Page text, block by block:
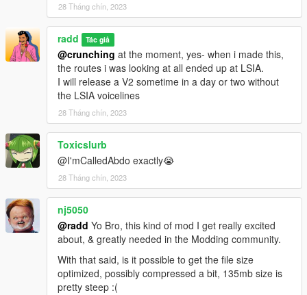
28 Tháng chín, 2023
radd Tác giả
@crunching at the moment, yes- when i made this,
the routes i was looking at all ended up at LSIA.
I will release a V2 sometime in a day or two without
the LSIA voicelines
28 Tháng chín, 2023
Toxicslurb
@I'mCalledAbdo exactly😭
28 Tháng chín, 2023
nj5050
@radd Yo Bro, this kind of mod I get really excited
about, & greatly needed in the Modding community.
With that said, is it possible to get the file size
optimized, possibly compressed a bit, 135mb size is
pretty steep :(